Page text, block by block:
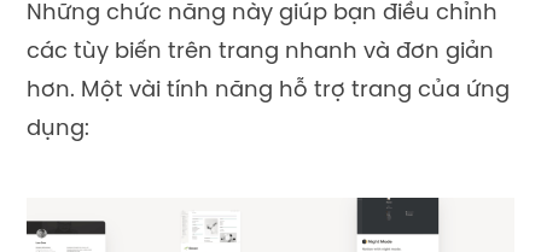
Những chức năng này giúp bạn điều chỉnh
các tùy biến trên trang nhanh và đơn giản
hơn. Một vài tính năng hỗ trợ trang của ứng
dụng: